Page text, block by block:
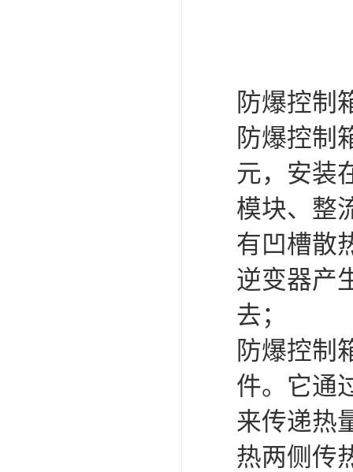
防爆控制
防爆控制
元，安装
模块、整
有凹槽散
逆变器产
去；
防爆控制
件。它通
来传递热
热两侧传